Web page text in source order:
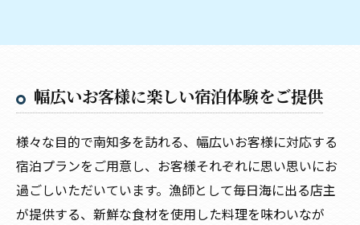
幅広いお客様に楽しい宿泊体験をご提供
様々な目的で南知多を訪れる、幅広いお客様に対応する
宿泊プランをご用意し、お客様それぞれに思い思いにお
過ごしいただいています。漁師として毎日海に出る店主
が提供する、新鮮な食材を使用した料理を味わいなが